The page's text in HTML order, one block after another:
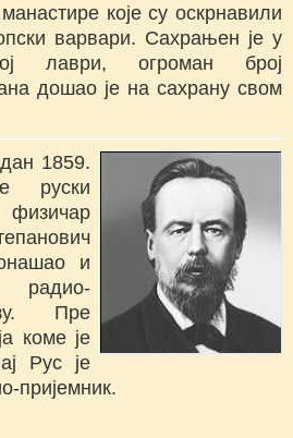
које су оскрнавили
варвари. Сахрањен је у
лаври, огроман број
дошао је на сахрану свом
1859.
руски
и
радио-
Пре
коме је
Рус је
пријемник.